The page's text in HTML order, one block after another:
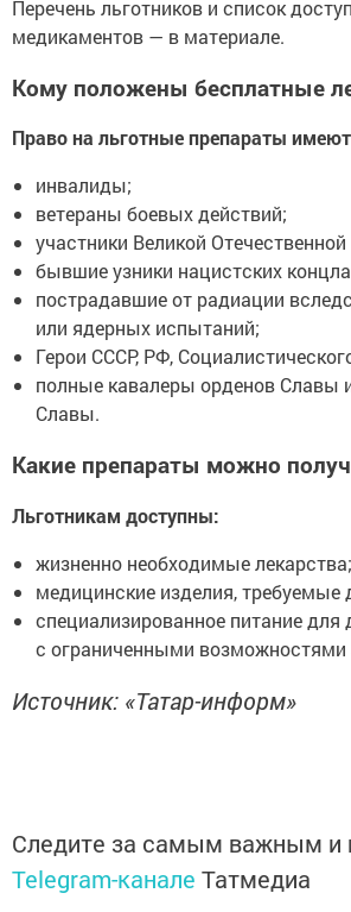
Перечень льготников и список
медикаментов — в материале.
Кому положены бесплатные
Право на льготные препараты
инвалиды;
ветераны боевых действий;
участники Великой
бывшие узники нацистских
пострадавшие от радиации
или ядерных испытаний;
Герои СССР, РФ,
полные кавалеры орденов Славы
Славы.
Какие препараты можно
Льготникам доступны:
жизненно необходимые лекарства;
медицинские изделия, требуемые
специализированное питание для
с ограниченными возможностями
Источник: «Татар-информ»
Следите за самым важным и
Telegram-канале Татмедиа